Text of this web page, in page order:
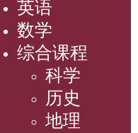
英语
数学
综合课程
科学
历史
地理